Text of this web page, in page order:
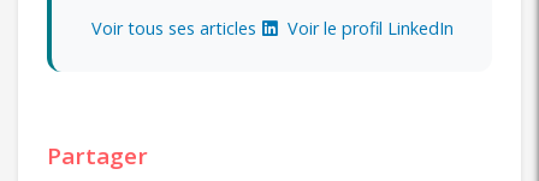
Voir tous ses articles Voir le profil LinkedIn
Partager